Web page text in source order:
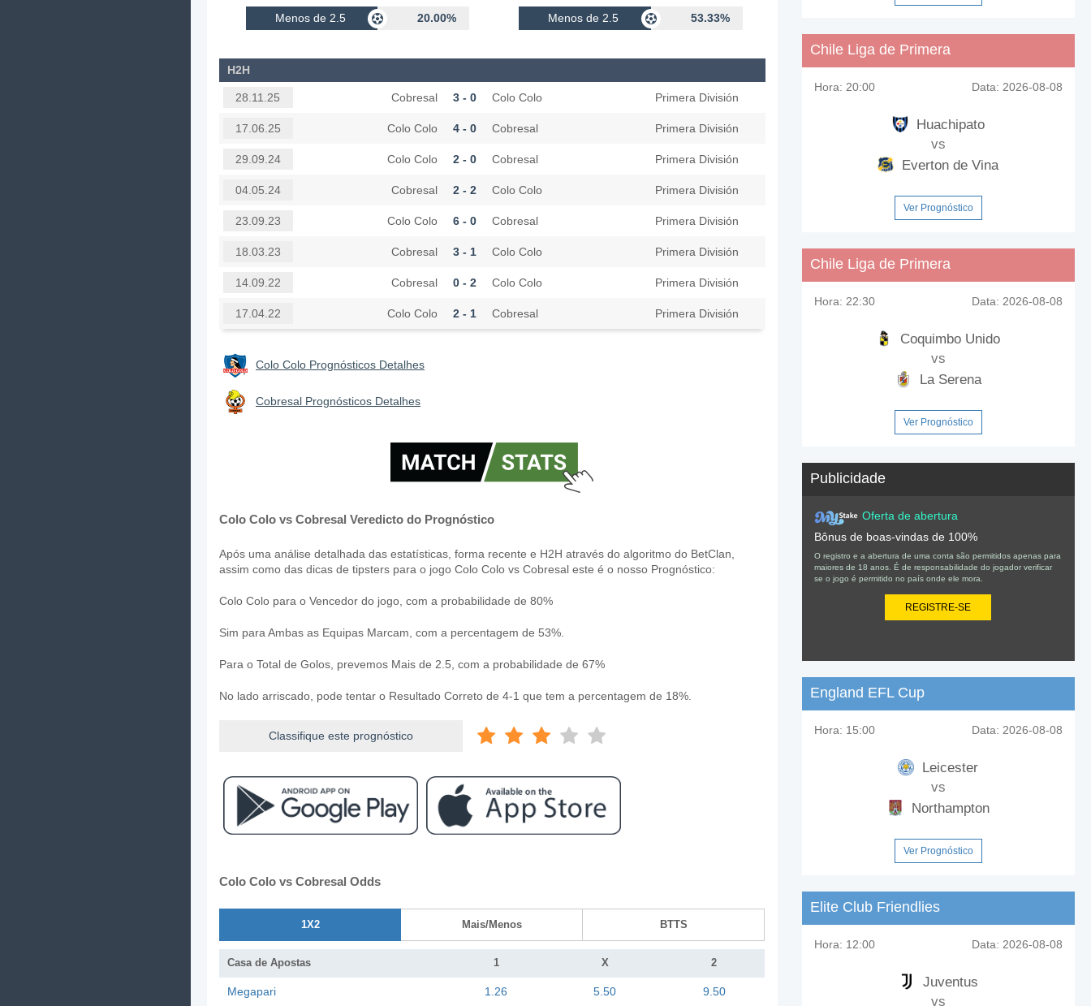
Menos de 2.5 20.00% Menos de 2.5 53.33%
H2H
28.11.25 Cobresal 3 - 0 Colo Colo Primera División
17.06.25 Colo Colo 4 - 0 Cobresal Primera División
29.09.24 Colo Colo 2 - 0 Cobresal Primera División
04.05.24 Cobresal 2 - 2 Colo Colo Primera División
23.09.23 Colo Colo 6 - 0 Cobresal Primera División
18.03.23 Cobresal 3 - 1 Colo Colo Primera División
14.09.22 Cobresal 0 - 2 Colo Colo Primera División
17.04.22 Colo Colo 2 - 1 Cobresal Primera División
Colo Colo Prognósticos Detalhes
Cobresal Prognósticos Detalhes
Colo Colo vs Cobresal Veredicto do Prognóstico
Após uma análise detalhada das estatísticas, forma recente e H2H através do algoritmo do BetClan,
assim como das dicas de tipsters para o jogo Colo Colo vs Cobresal este é o nosso Prognóstico:
Colo Colo para o Vencedor do jogo, com a probabilidade de 80%
Sim para Ambas as Equipas Marcam, com a percentagem de 53%.
Para o Total de Golos, prevemos Mais de 2.5, com a probabilidade de 67%
No lado arriscado, pode tentar o Resultado Correto de 4-1 que tem a percentagem de 18%.
Classifique este prognóstico
Colo Colo vs Cobresal Odds
1X2 Mais/Menos BTTS
Casa de Apostas 1 X 2
Megapari 1.26 5.50 9.50
Chile Liga de Primera
Hora: 20:00 Data: 2026-08-08
Huachipato
vs
Everton de Vina
Ver Prognóstico
Chile Liga de Primera
Hora: 22:30 Data: 2026-08-08
Coquimbo Unido
vs
La Serena
Ver Prognóstico
Publicidade
Oferta de abertura
Bônus de boas-vindas de 100%
O registro e a abertura de uma conta são permitidos apenas para
maiores de 18 anos. É de responsabilidade do jogador verificar
se o jogo é permitido no país onde ele mora.
REGISTRE-SE
England EFL Cup
Hora: 15:00 Data: 2026-08-08
Leicester
vs
Northampton
Ver Prognóstico
Elite Club Friendlies
Hora: 12:00 Data: 2026-08-08
Juventus
vs